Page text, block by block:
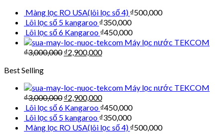
Màng lọc RO USA(lõi lọc số 4) ₫500,000
Lõi lọc số 5 kangaroo ₫350,000
Lõi lọc số 6 Kangaroo ₫450,000
Máy lọc nước TEKCOM
₫3,000,000 ₫2,900,000
Best Selling
Máy lọc nước TEKCOM
₫3,000,000 ₫2,900,000
Lõi lọc số 6 Kangaroo ₫450,000
Lõi lọc số 5 kangaroo ₫350,000
Màng lọc RO USA(lõi lọc số 4) ₫500,000